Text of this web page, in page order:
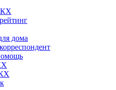
дома